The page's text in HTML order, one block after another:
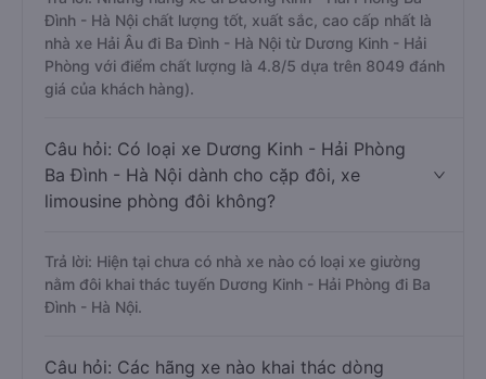
Đình - Hà Nội chất lượng tốt, xuất sắc, cao cấp nhất là
nhà xe Hải Âu đi Ba Đình - Hà Nội từ Dương Kinh - Hải
Phòng với điểm chất lượng là 4.8/5 dựa trên 8049 đánh
giá của khách hàng).
Câu hỏi: Có loại xe Dương Kinh - Hải Phòng
Ba Đình - Hà Nội dành cho cặp đôi, xe
limousine phòng đôi không?
Trả lời: Hiện tại chưa có nhà xe nào có loại xe giường
nằm đôi khai thác tuyến Dương Kinh - Hải Phòng đi Ba
Đình - Hà Nội.
Câu hỏi: Các hãng xe nào khai thác dòng